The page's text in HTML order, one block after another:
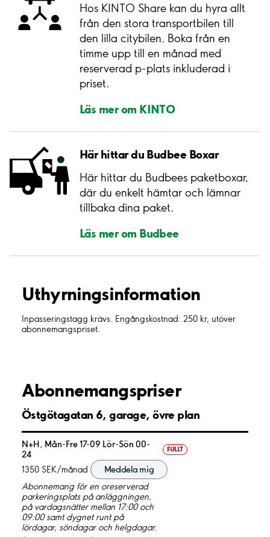
Hos KINTO Share kan du hyra allt
från den stora transportbilen till
den lilla citybilen. Boka från en
timme upp till en månad med
reserverad p-plats inkluderad i
priset.
Läs mer om KINTO
Här hittar du Budbee Boxar
Här hittar du Budbees paketboxar,
där du enkelt hämtar och lämnar
tillbaka dina paket.
Läs mer om Budbee
Uthyrnings­information
Inpasseringstagg krävs. Engångskostnad: 250 kr, utöver
abonnemangspriset.
Abonnemangspriser
Östgötagatan 6, garage, övre plan
N+H, Mån-Fre 17-09 Lör-Sön 00-
24
FULLT
1350 SEK/månad
Meddela mig
Abonnemang för en oreserverad
parkeringsplats på anläggningen,
på vardagsnätter mellan 17:00 och
09:00 samt dygnet runt på
lördagar, söndagar och helgdagar.